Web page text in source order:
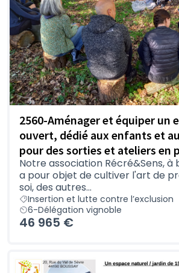
2560-Aménager et équiper un
ouvert, dédié aux enfants et
pour des sorties et ateliers en
Notre association Récré&Sens,
a pour objet de cultiver l'art de
soi, des autres...
Insertion et lutte contre l’exclusion
6-Délégation vignoble
46 965 €